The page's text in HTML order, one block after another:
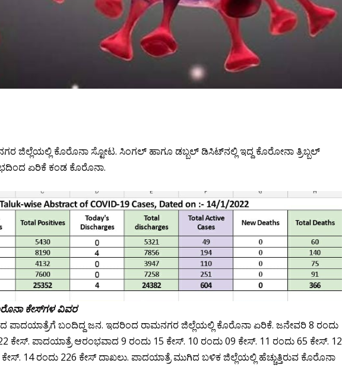
ಜಿಲ್ಲೆಯಲ್ಲಿ ಕೊರೊನಾ ಸ್ಟೋಟ. ಸಿಂಗಲ್ ಹಾಗೂ ಡಬ್ಬಲ್ ಡಿಸಿಟ್‌ನಲ್ಲಿ ಇದ್ದ ಕೊರೋನಾ ತ್ರಿಬ್ಬಲ್
ಏರಿಕೆ ಕಂಡ ಕೊರೊನಾ.
ಕೇಸ್‌ಗಳ ವಿವರ
ಪಾದಯಾತ್ರೆಗೆ ಬಂದಿದ್ದ ಜನ. ಇದರಿಂದ ರಾಮನಗರ ಜಿಲ್ಲೆಯಲ್ಲಿ‌ ಕೊರೊನಾ ಏರಿಕೆ. ಜನೇವರಿ 8 ರಂದು
ಪಾದಯಾತ್ರೆ ಆರಂಭವಾದ 9 ರಂದು 15 ಕೇಸ್. 10 ರಂದು 09 ಕೇಸ್. 11 ರಂದು 65 ಕೇಸ್. 12
14 ರಂದು 226 ಕೇಸ್ ದಾಖಲು. ಪಾದಯಾತ್ರೆ ಮುಗಿದ ಬಳಿಕ ಜಿಲ್ಲೆಯಲ್ಲಿ ಹೆಚ್ಚುತ್ತಿರುವ ಕೊರೊನಾ